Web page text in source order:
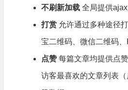
不刷新加载全局提供
打赏允许通过多种途径
宝二维码、微信二维码
点赞每篇文章均提供点
访客最喜欢的文章列表